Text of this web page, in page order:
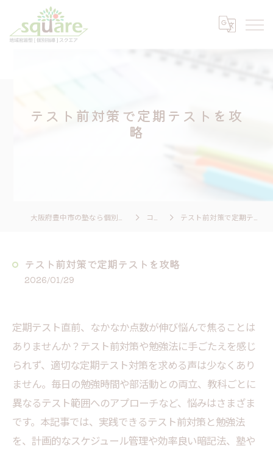
テスト前対策で定期テストを攻
略
コラム テスト前対策で定期テストを攻略
テスト前対策で定期テストを攻略
2026/01/29
定期テスト直前、なかなか点数が伸び悩んで焦ることは
ありませんか？テスト前対策や勉強法に手ごたえを感じ
られず、適切な定期テスト対策を求める声は少なくあり
ません。毎日の勉強時間や部活動との両立、教科ごとに
異なるテスト範囲へのアプローチなど、悩みはさまざま
です。本記事では、実践できるテスト前対策と勉強法
を、計画的なスケジュール管理や効率良い暗記法、塾や